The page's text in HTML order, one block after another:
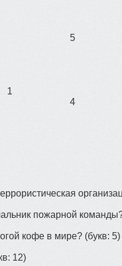
5
1
4
пожарной
кофе в мире? (букв: 5)
12)